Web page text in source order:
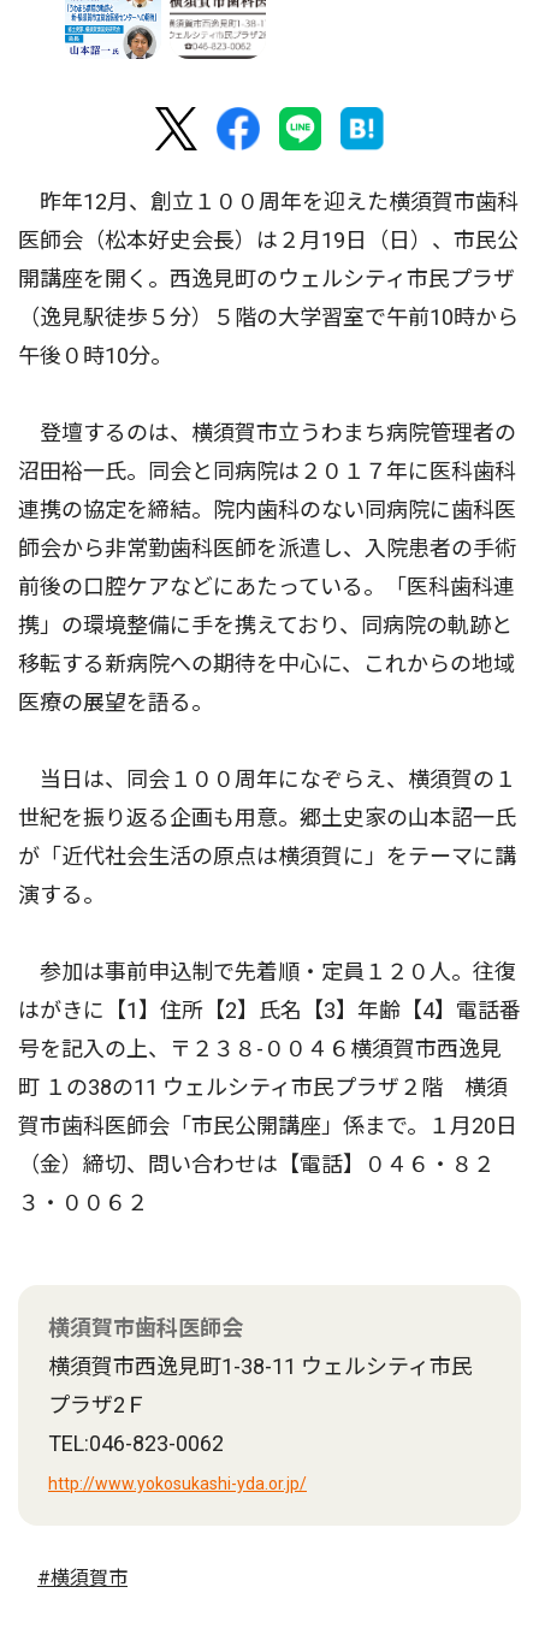
昨年12月、創立１００周年を迎えた横須賀市歯科
医師会（松本好史会長）は２月19日（日）、市民公
開講座を開く。西逸見町のウェルシティ市民プラザ
（逸見駅徒歩５分）５階の大学習室で午前10時から
午後０時10分。
登壇するのは、横須賀市立うわまち病院管理者の
沼田裕一氏。同会と同病院は２０１７年に医科歯科
連携の協定を締結。院内歯科のない同病院に歯科医
師会から非常勤歯科医師を派遣し、入院患者の手術
前後の口腔ケアなどにあたっている。「医科歯科連
携」の環境整備に手を携えており、同病院の軌跡と
移転する新病院への期待を中心に、これからの地域
医療の展望を語る。
当日は、同会１００周年になぞらえ、横須賀の１
世紀を振り返る企画も用意。郷土史家の山本詔一氏
が「近代社会生活の原点は横須賀に」をテーマに講
演する。
参加は事前申込制で先着順・定員１２０人。往復
はがきに【1】住所【2】氏名【3】年齢【4】電話番
号を記入の上、〒２３８-００４６横須賀市西逸見
町 １の38の11 ウェルシティ市民プラザ２階 横須
賀市歯科医師会「市民公開講座」係まで。１月20日
（金）締切、問い合わせは【電話】０４６・８２
３・００６２
横須賀市歯科医師会
横須賀市西逸見町1-38-11 ウェルシティ市民
プラザ2Ｆ
TEL:046-823-0062
http://www.yokosukashi-yda.or.jp/
#横須賀市